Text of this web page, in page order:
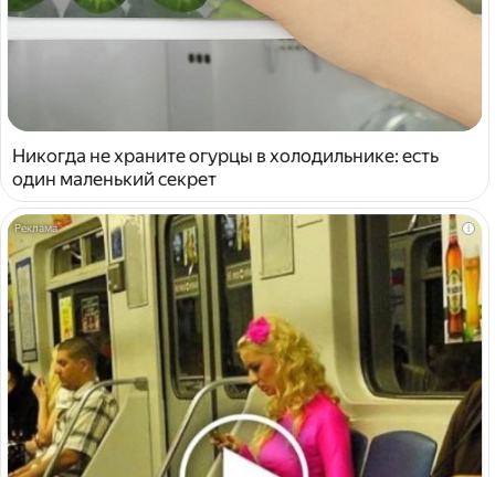
Никогда не храните огурцы в холодильнике: есть
один маленький секрет
i